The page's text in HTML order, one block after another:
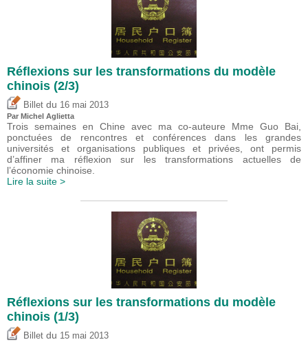
Réflexions sur les transformations du modèle
chinois (2/3)
Billet du 16 mai 2013
Par Michel Aglietta
Trois semaines en Chine avec ma co-auteure Mme Guo Bai,
ponctuées de rencontres et conférences dans les grandes
universités et organisations publiques et privées, ont permis
d’affiner ma réflexion sur les transformations actuelles de
l’économie chinoise.
Lire la suite >
Réflexions sur les transformations du modèle
chinois (1/3)
Billet du 15 mai 2013